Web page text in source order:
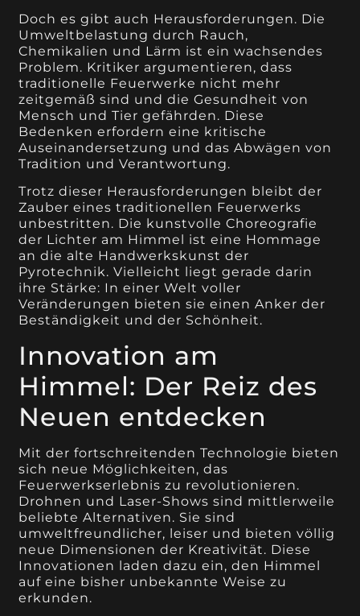
Doch es gibt auch Herausforderungen. Die
Umweltbelastung durch Rauch,
Chemikalien und Lärm ist ein wachsendes
Problem. Kritiker argumentieren, dass
traditionelle Feuerwerke nicht mehr
zeitgemäß sind und die Gesundheit von
Mensch und Tier gefährden. Diese
Bedenken erfordern eine kritische
Auseinandersetzung und das Abwägen von
Tradition und Verantwortung.
Trotz dieser Herausforderungen bleibt der
Zauber eines traditionellen Feuerwerks
unbestritten. Die kunstvolle Choreografie
der Lichter am Himmel ist eine Hommage
an die alte Handwerkskunst der
Pyrotechnik. Vielleicht liegt gerade darin
ihre Stärke: In einer Welt voller
Veränderungen bieten sie einen Anker der
Beständigkeit und der Schönheit.
Innovation am
Himmel: Der Reiz des
Neuen entdecken
Mit der fortschreitenden Technologie bieten
sich neue Möglichkeiten, das
Feuerwerkserlebnis zu revolutionieren.
Drohnen und Laser-Shows sind mittlerweile
beliebte Alternativen. Sie sind
umweltfreundlicher, leiser und bieten völlig
neue Dimensionen der Kreativität. Diese
Innovationen laden dazu ein, den Himmel
auf eine bisher unbekannte Weise zu
erkunden.